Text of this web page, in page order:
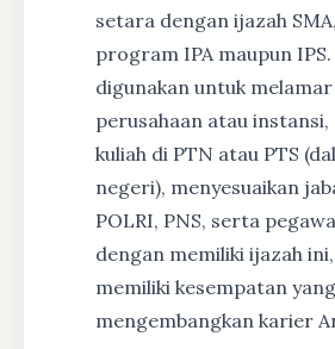
setara dengan ijazah
program IPA maupun
digunakan untuk
perusahaan atau
kuliah di PTN atau PTS
negeri), menyesuaikan
POLRI, PNS, serta
dengan memiliki ijazah
memiliki kesempatan
mengembangkan karier